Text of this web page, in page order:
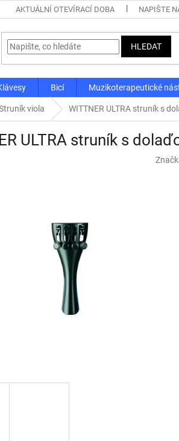
AKTUÁLNÍ OTEVÍRACÍ DOBA NAPIŠTE
HLEDAT
Bicí Muzikoterapeutické
viola WITTNER ULTRA struník s
ULTRA struník s